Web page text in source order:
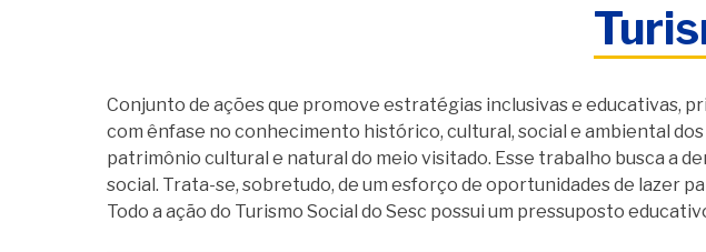
Conjunto de ações que promove estratégias inclusivas e educativas,
com ênfase no conhecimento histórico, cultural, social e ambiental
patrimônio cultural e natural do meio visitado. Esse trabalho busca a
social. Trata-se, sobretudo, de um esforço de oportunidades de lazer
Todo a ação do Turismo Social do Sesc possui um pressuposto